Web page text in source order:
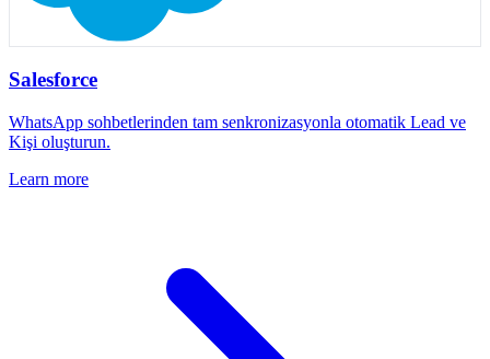
Salesforce
WhatsApp sohbetlerinden tam senkronizasyonla otomatik Lead ve
Kişi oluşturun.
Learn more